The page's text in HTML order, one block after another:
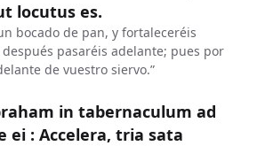
locutus es.
bocado de pan, y fortaleceréis
pasaréis adelante; pues por
de vuestro siervo.”
in tabernaculum ad
ei : Accelera, tria sata